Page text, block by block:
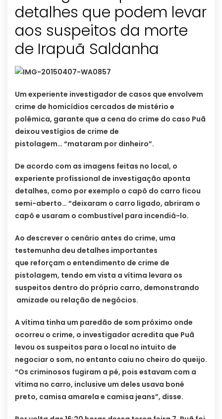
detalhes que podem levar
aos suspeitos da morte
de Irapuã Saldanha
Um experiente investigador de casos que envolvem
crime de homicídios cercados de mistério e
polêmica, garante que a cena do crime do caso Puã
deixou vestígios de crime de
pistolagem… “mataram por dinheiro”.
De acordo com as imagens feitas no local, o
experiente profissional de investigação aponta
detalhes, como por exemplo o capô do carro ficou
semi-aberto… “deixaram o carro ligado, abriram o
capô e usaram o combustível para incendiá-lo.
Ao descrever o cenário antes do crime, uma
testemunha deu detalhes importantes
que reforçam o entendimento de crime de
pistolagem, tendo em vista a vítima levara os
suspeitos dentro do próprio carro, demonstrando
amizade ou relação de negócios.
A vítima tinha um paredão de som próximo onde
ocorreu o crime, o investigador acredita que Puã
levou os suspeitos para o local no intuito de
negociar o som, no entanto caiu no cheiro do queijo.
“Os criminosos fugiram a pé, pois estavam com a
vítima no carro, inclusive um deles usava boné
preto, camisa amarela e camisa jeans”, disse.